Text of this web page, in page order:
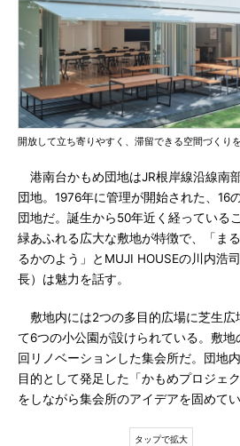
開放して立ち寄りやすく、滞留できる空間づくり
港南台かもめ団地はJR根岸線沿線南
団地。1976年に管理が開始された、16
団地だ。誕生から50年近く経っている
緑あふれる広大な敷地が特徴で、「ま
るかのよう」とMUJI HOUSEの川内浩
長）は魅力を話す。
敷地内には2つの多目的広場に芝生広
て6つの小公園が設けられている。敷
回リノベーションした集会所だ。団地
目的として発足した「かもめプロジェ
をしながら集会所のアイデアを固めてい